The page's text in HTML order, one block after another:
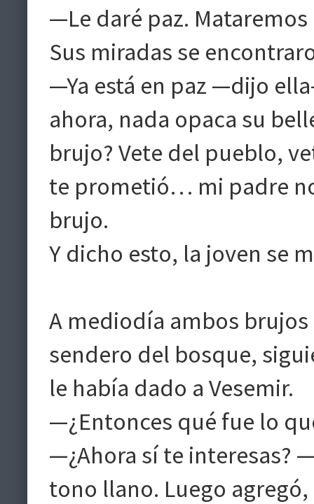
—Le daré paz.
Sus miradas se
—Ya está en paz —dijo
ahora, nada opaca su
brujo? Vete del pueblo,
te prometió… mi padre
brujo.
Y dicho esto, la joven se
A mediodía ambos
sendero del bosque,
le había dado a Vesemir.
—¿Entonces qué fue lo
—¿Ahora sí te interesas?
tono llano. Luego